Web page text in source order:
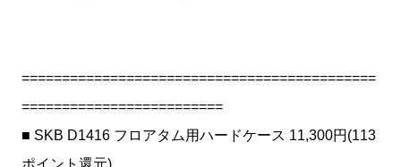
============================================
=========================
■ SKB D1416 フロアタム用ハードケース 11,300円(113
ポイント還元)